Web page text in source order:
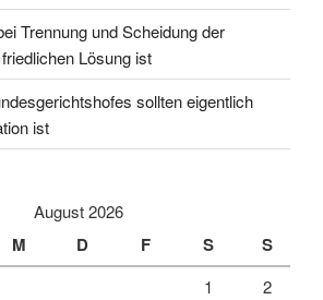
Trennung und Scheidung der
Lösung ist
sollten eigentlich
ist
August 2026
M D F S S
1
2